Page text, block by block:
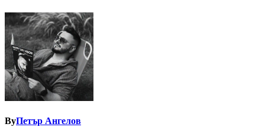
ByПетър Ангелов